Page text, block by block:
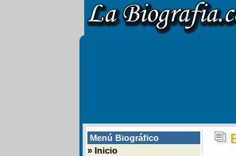
Menú Biográfico
» Inicio